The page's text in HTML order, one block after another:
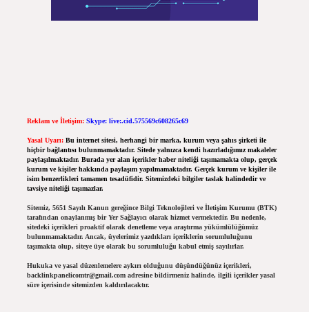
Reklam ve İletişim: Skype: live:.cid.575569c608265c69
Yasal Uyarı: Bu internet sitesi, herhangi bir marka, kurum veya şahıs şirketi ile
hiçbir bağlantısı bulunmamaktadır. Sitede yalnızca kendi hazırladığımız makaleler
paylaşılmaktadır. Burada yer alan içerikler haber niteliği taşımamakta olup, gerçek
kurum ve kişiler hakkında paylaşım yapılmamaktadır. Gerçek kurum ve kişiler ile
isim benzerlikleri tamamen tesadüfidir. Sitemizdeki bilgiler taslak halindedir ve
tavsiye niteliği taşımazlar.
Sitemiz, 5651 Sayılı Kanun gereğince Bilgi Teknolojileri ve İletişim Kurumu (BTK)
tarafından onaylanmış bir Yer Sağlayıcı olarak hizmet vermektedir. Bu nedenle,
sitedeki içerikleri proaktif olarak denetleme veya araştırma yükümlülüğümüz
bulunmamaktadır. Ancak, üyelerimiz yazdıkları içeriklerin sorumluluğunu
taşımakta olup, siteye üye olarak bu sorumluluğu kabul etmiş sayılırlar.
Hukuka ve yasal düzenlemelere aykırı olduğunu düşündüğünüz içerikleri,
backlinkpanelicomtr@gmail.comadresine bildirmeniz halinde, ilgili içerikler yasal
süre içerisinde sitemizden kaldırılacaktır.